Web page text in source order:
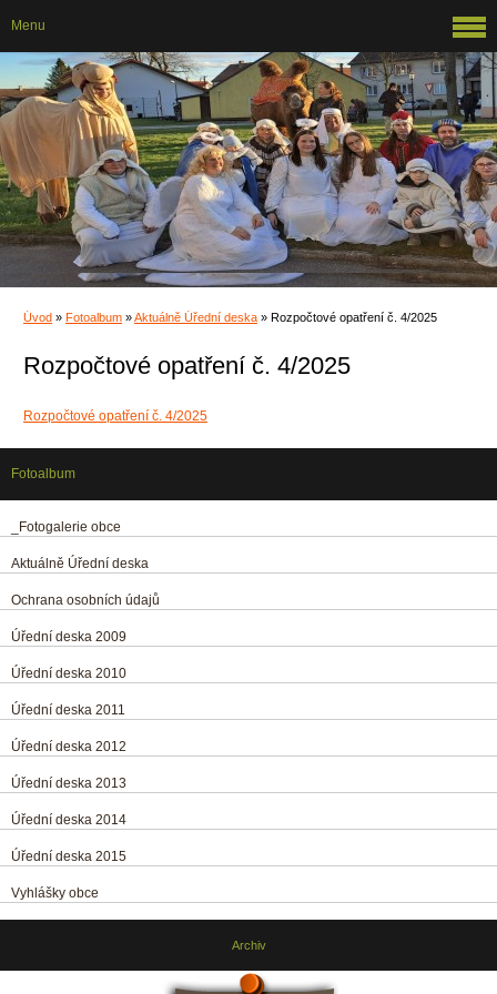
Úvod » Fotoalbum »Aktuálně Úřední deska » Rozpočtové opatření č. 4/2025
Rozpočtové opatření č. 4/2025
Rozpočtové opatření č. 4/2025
Menu
Fotoalbum
_Fotogalerie obce
Aktuálně Úřední deska
Ochrana osobních údajů
Úřední deska 2009
Úřední deska 2010
Úřední deska 2011
Úřední deska 2012
Úřední deska 2013
Úřední deska 2014
Úřední deska 2015
Vyhlášky obce
Archiv